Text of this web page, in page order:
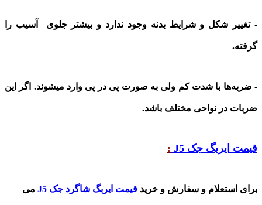
-تغییر شکل و شرایط بدنه وجود ندارد و بیشتر جلوی آسیب را
گرفته.
- ضربه‌ها با شدت کم ولی به صورت پی در پی وارد میشوند. اگر این
ضربات در نواحی مختلف باشد.
قیمت ایربگ جک :
برای استعلام و سفارش و خرید قیمت ایربگ شاگرد جک می